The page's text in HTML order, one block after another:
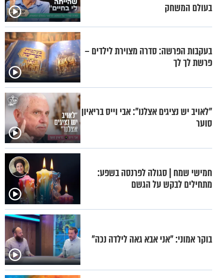
בעולם המשחק
בעקבות הפרשה: סדרה מצוירת לילדים –
פרשת לך לך
"לאויב יש נציגים אצלנו": אבי וייס בריאיון
סוער
חמישי שמח | סגולה לפרנסה בשפע:
מתחילים לבקש על הגשם
בוקר אמוני: "אני אבא גאה לילדה נכה"